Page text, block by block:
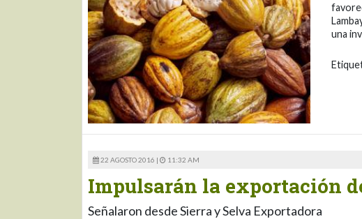
una
22 AGOSTO 2016 | 11:32 AM
Impulsarán la exportación
Señalaron desde Sierra y Selva Exportadora